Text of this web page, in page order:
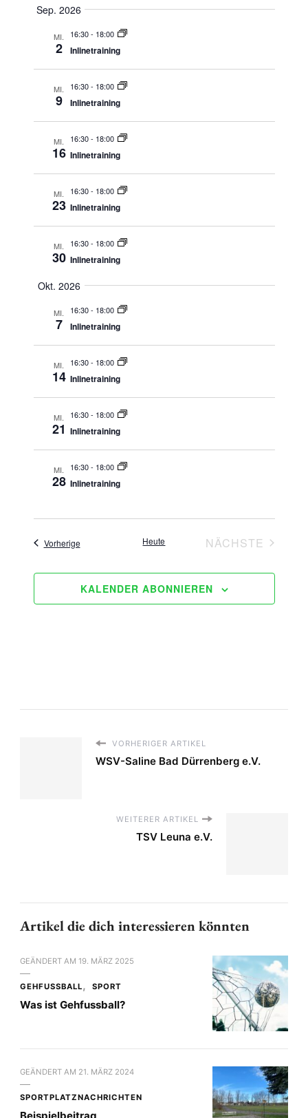
Sep. 2026
MI.
2
16:30- 18:00
Inlinetraining
MI.
9
16:30- 18:00
Inlinetraining
MI.
16
16:30- 18:00
Inlinetraining
MI.
23
16:30- 18:00
Inlinetraining
MI.
30
16:30- 18:00
Inlinetraining
Okt. 2026
MI.
7
16:30- 18:00
Inlinetraining
MI.
14
16:30- 18:00
Inlinetraining
MI.
21
16:30- 18:00
Inlinetraining
MI.
28
16:30- 18:00
Inlinetraining
VorherigeVeranstaltungen Heute
NÄCHSTE
KALENDER ABONNIEREN
VORHERIGER ARTIKEL
WSV-Saline Bad Dürrenberg e.V.
WEITERER ARTIKEL
TSV Leuna e.V.
Artikel die dich interessieren könnten
GEÄNDERT AM 19. MÄRZ 2025
GEHFUSSBALL SPORT
Was ist Gehfussball?
GEÄNDERT AM 21. MÄRZ 2024
SPORTPLATZNACHRICHTEN
Beispielbeitrag